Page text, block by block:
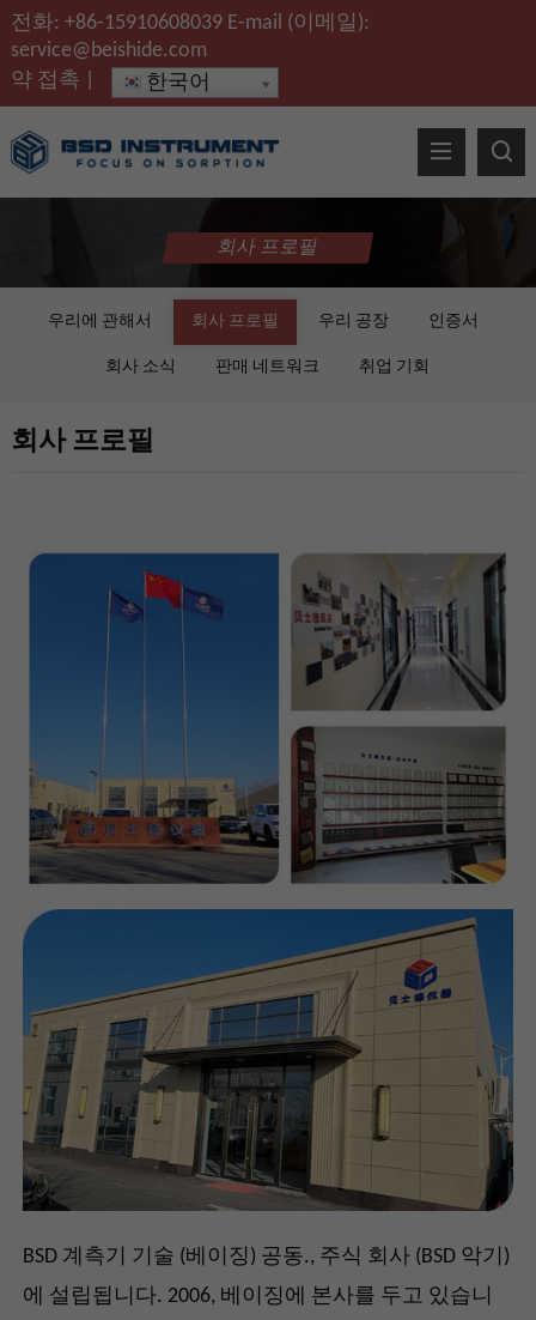
전화: +86-15910608039E-mail (이메일):
service@beishide.com
약 접촉 한국어
회사 프로필
우리에 관해서 회사 프로필 우리 공장 인증서
회사 소식 판매 네트워크 취업 기회
회사 프로필
BSD 계측기 기술 (베이징) 공동., 주식 회사 (BSD 악기)
에 설립됩니다. 2006, 베이징에 본사를 두고 있습니